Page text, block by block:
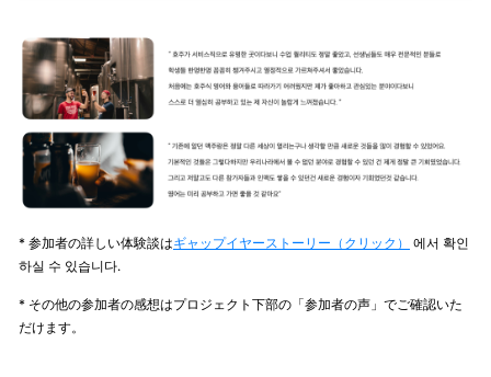
* 参加者の詳しい体験談はギャップイヤーストーリー（クリック）
에서 확인
하실 수 있습니다.
* その他の参加者の感想はプロジェクト下部の「参加者の声」でご確認いた
だけます。